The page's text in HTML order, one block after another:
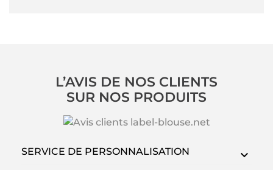
L’AVIS DE NOS CLIENTS
SUR NOS PRODUITS
SERVICE DE PERSONNALISATION